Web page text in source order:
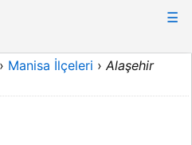
☰
› Manisa İlçeleri › Alaşehir